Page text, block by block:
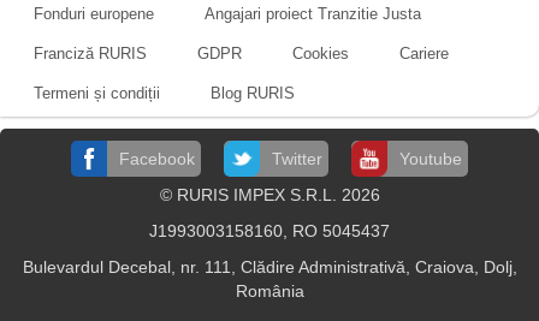
Fonduri europene Angajari proiect Tranzitie Justa
Franciză RURIS GDPR Cookies Cariere
Termeni și condiții Blog RURIS
Facebook Twitter
Youtube
© RURIS IMPEX S.R.L. 2026
J1993003158160, RO 5045437
Bulevardul Decebal, nr. 111, Clădire Administrativă, Craiova, Dolj,
România